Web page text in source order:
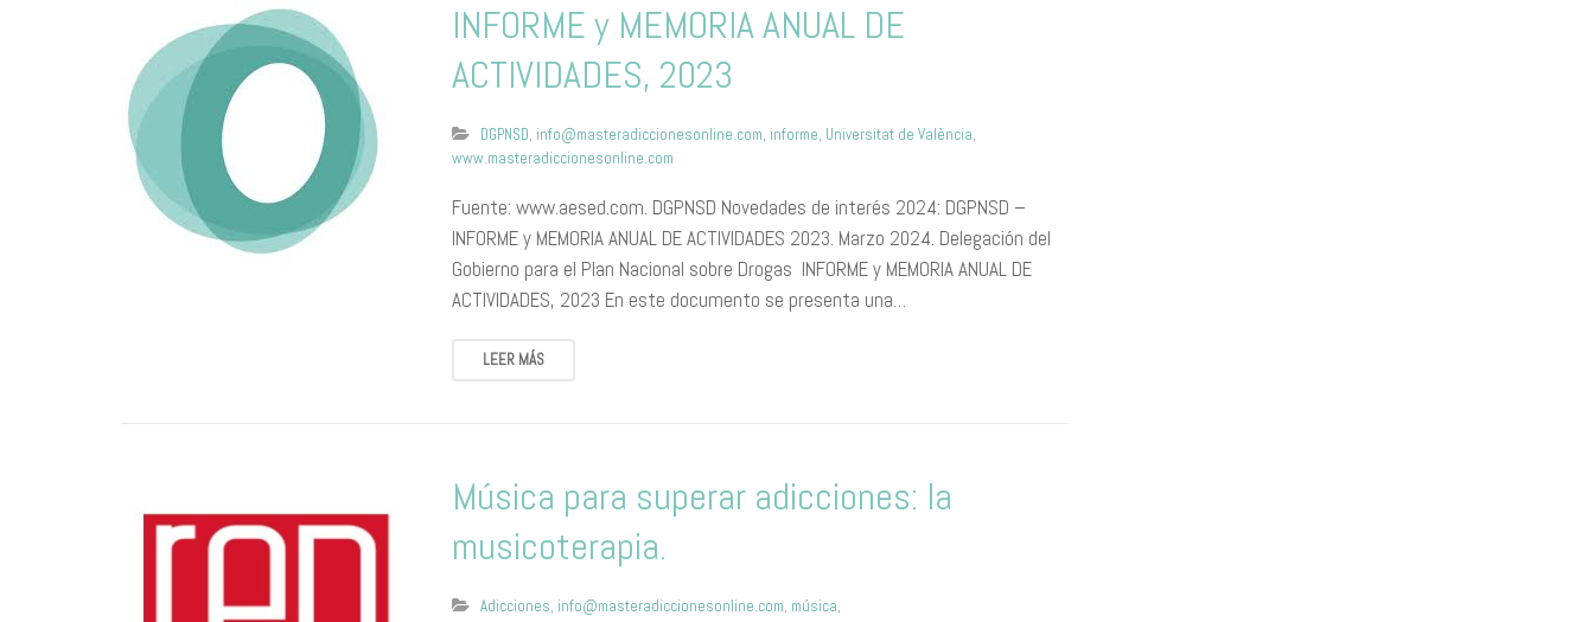
INFORME y MEMORIA ANUAL DE
ACTIVIDADES, 2023
DGPNSD, info@masteradiccionesonline.com, informe, Universitat de València,
www.masteradiccionesonline.com
Fuente: www.aesed.com. DGPNSD Novedades de interés 2024: DGPNSD –
INFORME y MEMORIA ANUAL DE ACTIVIDADES 2023. Marzo 2024. Delegación del
Gobierno para el Plan Nacional sobre Drogas INFORME y MEMORIA ANUAL DE
ACTIVIDADES, 2023 En este documento se presenta una…
LEER MÁS
Música para superar adicciones: la
musicoterapia.
Adicciones, info@masteradiccionesonline.com, música,